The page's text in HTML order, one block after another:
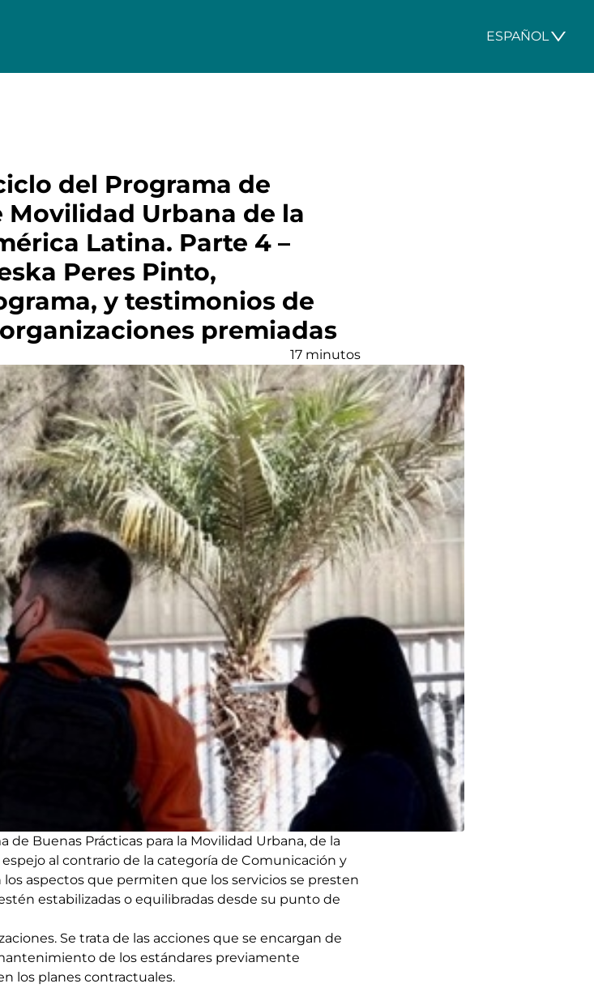
ESPAÑOL
del Programa de
Movilidad Urbana de la
Latina. Parte 4 –
Peres Pinto,
y testimonios de
premiadas
17 minutos
de Buenas Prácticas para la Movilidad Urbana, de la
al contrario de la categoría de Comunicación y
aspectos que permiten que los servicios se presten
estabilizadas o equilibradas desde su punto de
Se trata de las acciones que se encargan de
de los estándares previamente
los planes contractuales.